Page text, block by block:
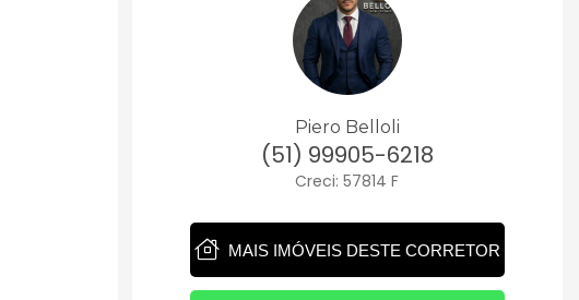
Piero Belloli
(51) 99905-6218
Creci: 57814 F
MAIS IMÓVEIS DESTE CORRETOR